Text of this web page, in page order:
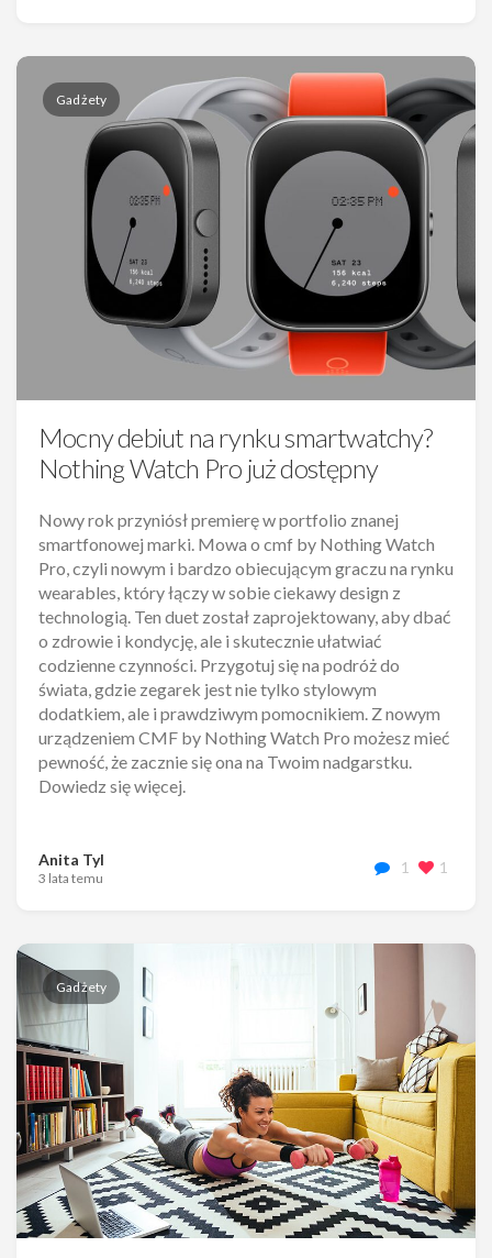
Gadżety
Mocny debiut na rynku smartwatchy?
Nothing Watch Pro już dostępny
Nowy rok przyniósł premierę w portfolio znanej
smartfonowej marki. Mowa o cmf by Nothing Watch
Pro, czyli nowym i bardzo obiecującym graczu na rynku
wearables, który łączy w sobie ciekawy design z
technologią. Ten duet został zaprojektowany, aby dbać
o zdrowie i kondycję, ale i skutecznie ułatwiać
codzienne czynności. Przygotuj się na podróż do
świata, gdzie zegarek jest nie tylko stylowym
dodatkiem, ale i prawdziwym pomocnikiem. Z nowym
urządzeniem CMF by Nothing Watch Pro możesz mieć
pewność, że zacznie się ona na Twoim nadgarstku.
Dowiedz się więcej.
Anita Tyl
3 lata temu
1 1
Gadżety